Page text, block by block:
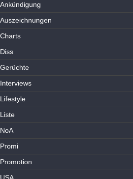
Ankündigung
Auszeichnungen
Charts
Diss
Gerüchte
Interviews
Lifestyle
Liste
NoA
Promi
Promotion